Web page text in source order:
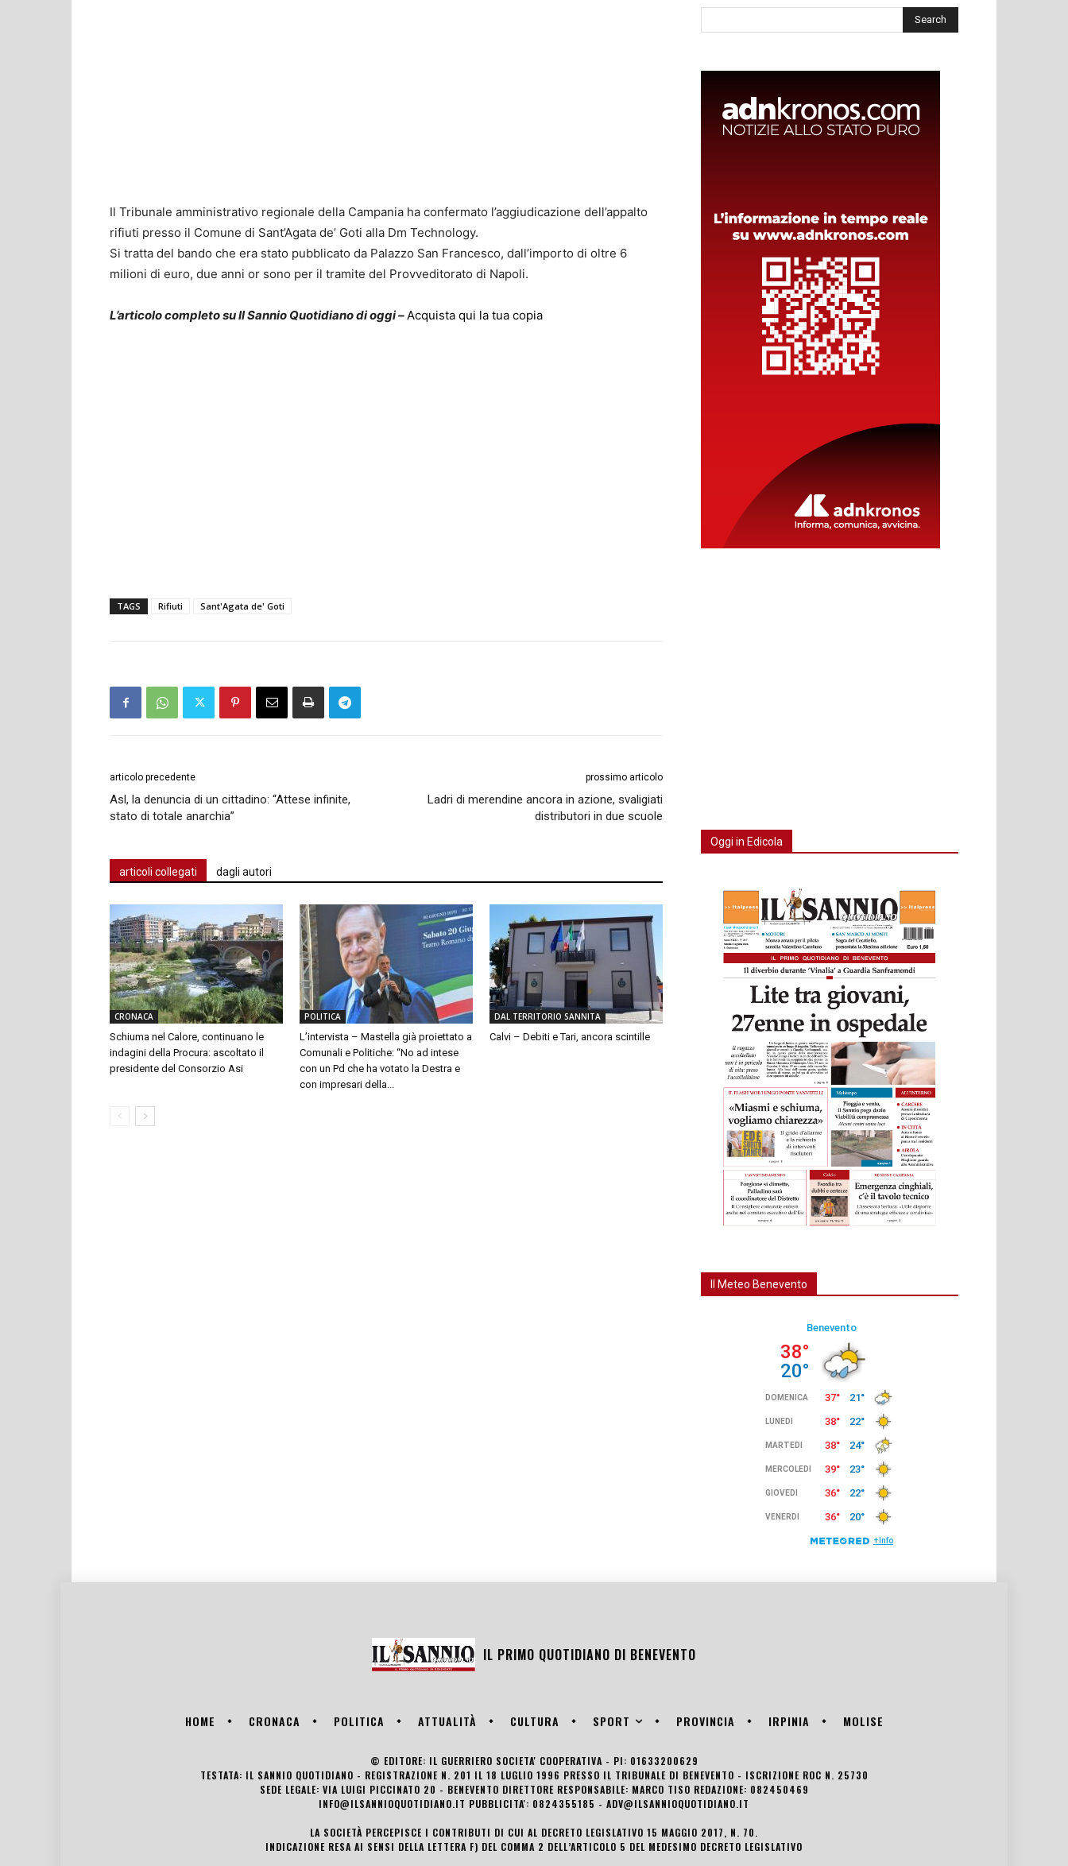
Il Tribunale amministrativo regionale della Campania ha confermato l’aggiudicazione dell’appalto
rifiuti presso il Comune di Sant’Agata de’ Goti alla Dm Technology.
Si tratta del bando che era stato pubblicato da Palazzo San Francesco, dall’importo di oltre 6
milioni di euro, due anni or sono per il tramite del Provveditorato di Napoli.
L’articolo completo su Il Sannio Quotidiano di oggi –Acquista qui la tua copia
TAGS Rifiuti Sant'Agata de' Goti
articolo precedente
Asl, la denuncia di un cittadino: “Attese infinite,
stato di totale anarchia”
prossimo articolo
Ladri di merendine ancora in azione, svaligiati
distributori in due scuole
articoli collegati dagli autori
CRONACA
Schiuma nel Calore, continuano le
indagini della Procura: ascoltato il
presidente del Consorzio Asi
POLITICA
L’intervista – Mastella già proiettato a
Comunali e Politiche: “No ad intese
con un Pd che ha votato la Destra e
con impresari della...
DAL TERRITORIO SANNITA
Calvi – Debiti e Tari, ancora scintille
Oggi in Edicola
Il Meteo Benevento
IL PRIMO QUOTIDIANO DI BENEVENTO
HOME CRONACA POLITICA ATTUALITÀ CULTURA SPORT PROVINCIA IRPINIA MOLISE
© EDITORE: IL GUERRIERO SOCIETA' COOPERATIVA - PI: 01633200629
TESTATA: IL SANNIO QUOTIDIANO - REGISTRAZIONE N. 201 IL 18 LUGLIO 1996 PRESSO IL TRIBUNALE DI BENEVENTO - ISCRIZIONE ROC N. 25730
SEDE LEGALE: VIA LUIGI PICCINATO 20 - BENEVENTO DIRETTORE RESPONSABILE: MARCO TISO REDAZIONE: 082450469
INFO@ILSANNIOQUOTIDIANO.IT PUBBLICITA': 0824355185 - ADV@ILSANNIOQUOTIDIANO.IT
LA SOCIETÀ PERCEPISCE I CONTRIBUTI DI CUI AL DECRETO LEGISLATIVO 15 MAGGIO 2017, N. 70.
INDICAZIONE RESA AI SENSI DELLA LETTERA F) DEL COMMA 2 DELL’ARTICOLO 5 DEL MEDESIMO DECRETO LEGISLATIVO